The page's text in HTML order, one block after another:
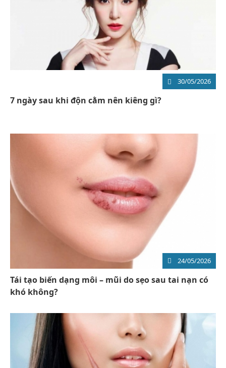
30/05/2026
7 ngày sau khi độn cằm nên kiêng gì?
24/05/2026
Tái tạo biến dạng môi – mũi do sẹo sau tai nạn có
khó không?